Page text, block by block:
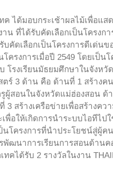
ได้มอบกระเช้าผลไม้เพื่อแส
น ที่ได้รับคัดเลือกเป็นโครงก
บคัดเลือกเป็นโครงการดีเด่น
ครงการเมื่อปี 2549 โดยเป็น
โรงเรียนมัธยมศึกษาในจังห
ตร์ 3 ด้าน คือ ด้านที่ 1 สร้าง
สอนในจังหวัดแม่ฮ่องสอน ด้า
สร้างเครือข่ายเพื่อสร้างคว
อให้เกิดการนำระบบไอทีไป
โครงการที่นำประโยชน์สู่ผู้ค
พัฒนาการเรียนการสอนด้านค
คได้รับ 2 รางวัลในงาน